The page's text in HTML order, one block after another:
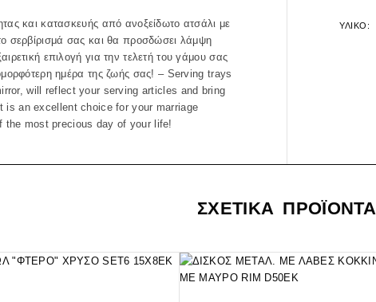
και κατασκευής από ανοξείδωτο ατσάλι με
σερβίρισμά σας και θα προσδώσει λάμψη
επιλογή για την τελετή του γάμου σας
ημέρα της ζωής σας! – Serving trays
will reflect your serving articles and bring
an excellent choice for your marriage
the most precious day of your life!
ΥΛΙΚΌ
ΣΧΕΤΙΚΑ ΠΡΟΪΟΝΤΑ